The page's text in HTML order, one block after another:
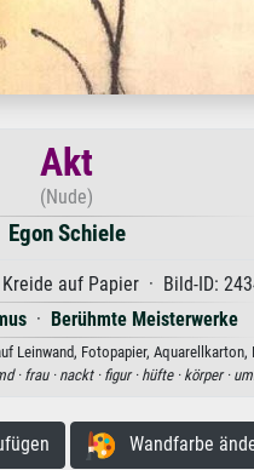
Akt
(Nude)
Egon Schiele
auf Papier · Bild-ID:
· Berühmte Meisterwerke
Leinwand, Fotopapier, Aquarellkarton,
· frau · nackt · figur · hüfte · körper ·
Wandfarbe